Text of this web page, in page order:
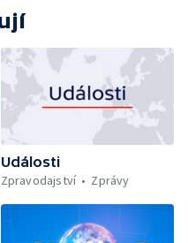
Události
Zpravodajství
Zprávy